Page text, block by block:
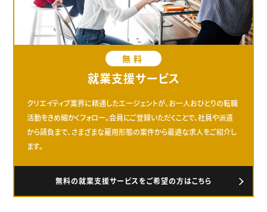
無料
就業支援サービス
クリエイティブ業界に精通したエージェントが、お一人おひとりの転職
活動をきめ細かくフォロー。会員にご登録いただくことで、社員や派遣
から請負まで、さまざまな雇用形態の案件から最適な求人をご紹介し
ます。
無料の就業支援サービスをご希望の方はこちら